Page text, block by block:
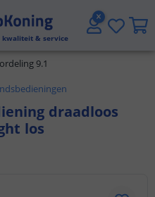
& service
€ 20,- NL en BE
9.1
morgen in huis
draadloos
los